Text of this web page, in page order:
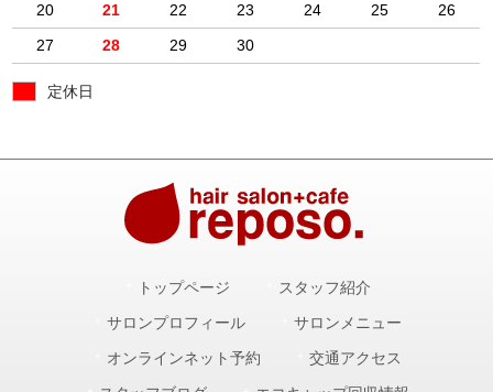
20
21 22 23 24 25
26
27
28 29 30
定休日
トップページ スタッフ紹介
サロンプロフィール サロンメニュー
オンラインネット予約 交通アクセス